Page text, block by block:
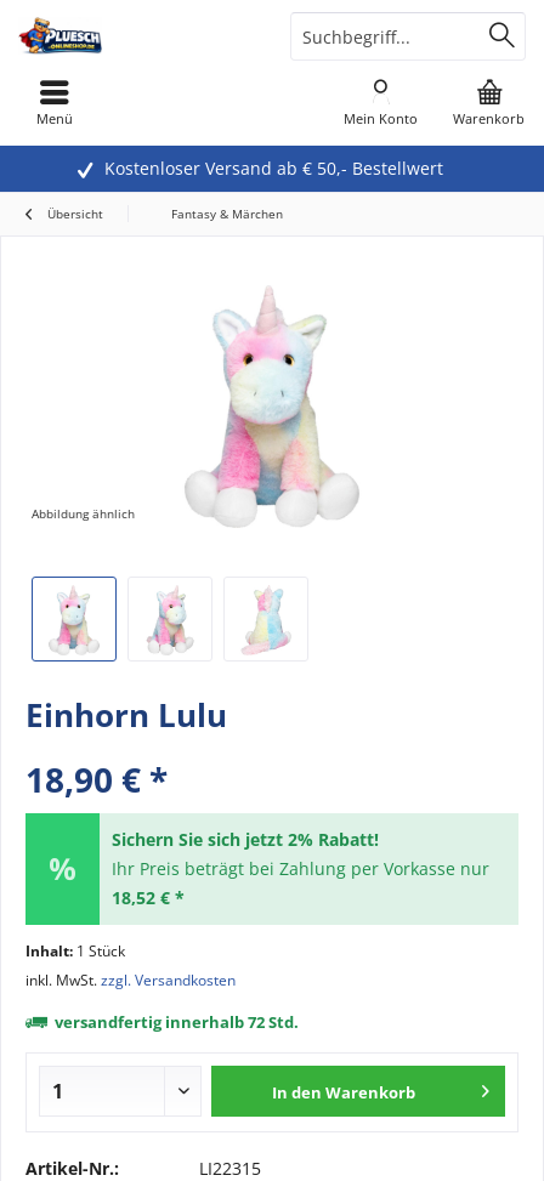
Kostenloser Versand ab € 50,- Bestellwert
Warenkorb
Mein Konto
Menü
Übersicht Fantasy & Märchen
Abbildung ähnlich
Einhorn Lulu
18,90 € *
Sichern Sie sich jetzt 2% Rabatt!
Ihr Preis beträgt bei Zahlung per Vorkasse nur
18,52 € *
Inhalt: 1 Stück
inkl. MwSt.zzgl. Versandkosten
versandfertig innerhalb 72 Std.
In den Warenkorb
Artikel-Nr.: LI22315